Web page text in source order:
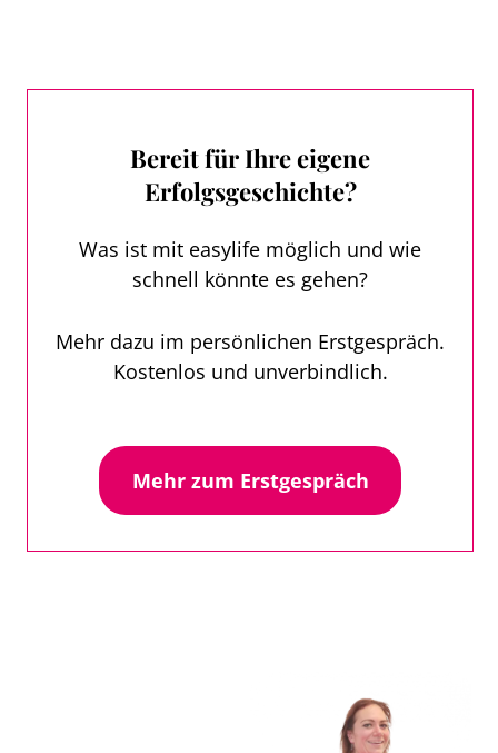
Bereit für Ihre eigene
Erfolgsgeschichte?
Was ist mit easylife möglich und wie
schnell könnte es gehen?
Mehr dazu im persönlichen Erstgespräch.
Kostenlos und unverbindlich.
Mehr zum Erstgespräch